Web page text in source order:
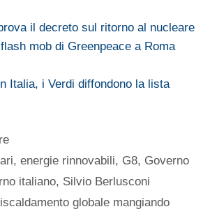
il decreto sul ritorno al nucleare
mob di Greenpeace a Roma
Italia, i Verdi diffondono la lista
,energie rinnovabili, G8, Governo
italiano, Silvio Berlusconi
globale mangiando